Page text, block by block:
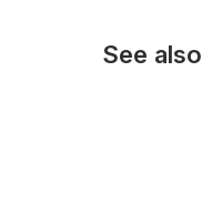
See also